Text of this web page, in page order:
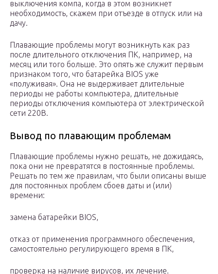
выключения компа, когда в этом возникнет
необходимость, скажем при отъезде в отпуск или на
дачу.
Плавающие проблемы могут возникнуть как раз
после длительного отключения ПК, например, на
месяц или того больше. Это опять же служит первым
признаком того, что батарейка BIOS уже
«полуживая». Она не выдерживает длительные
периоды не работы компьютера, длительные
периоды отключения компьютера от электрической
сети 220В.
Вывод по плавающим проблемам
Плавающие проблемы нужно решать, не дожидаясь,
пока они не превратятся в постоянные проблемы.
Решать по тем же правилам, что были описаны выше
для постоянных проблем сбоев даты и (или)
времени:
замена батарейки BIOS,
отказ от применения программного обеспечения,
самостоятельно регулирующего время в ПК,
проверка на наличие вирусов, их лечение.